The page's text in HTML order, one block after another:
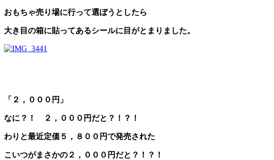
おもちゃ売り場に行って選ぼうとしたら
大き目の箱に貼ってあるシールに目がとまりました。
「２，０００円」
なに？！ ２，０００円だと？！？！
わりと最近定価５，８００円で発売された
こいつがまさかの２，０００円だと？！？！